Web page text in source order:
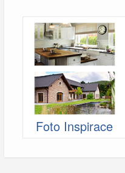
Foto Inspirace